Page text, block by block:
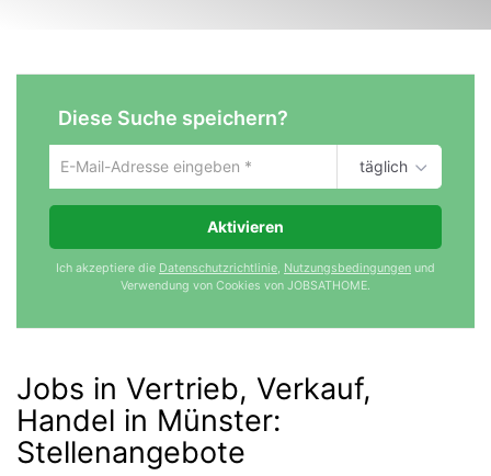
Diese Suche speichern?
Um
die
aktuelle
zu
deine
ein
täglich
Aktivieren
Ich akzeptiere die Datenschutzrichtlinie, Nutzungsbedingungen und
Verwendung von Cookies von JOBSATHOME.
Jobs in Vertrieb, Verkauf,
Handel in Münster:
Stellenangebote